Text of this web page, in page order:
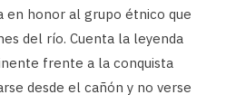
en honor al grupo étnico que
del río. Cuenta la leyenda
frente a la conquista
desde el cañón y no verse